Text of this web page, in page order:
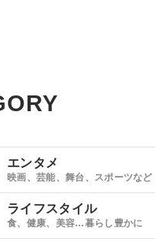
エンタメ
映画、芸能、舞台、スポーツなど
ライフスタイル
食、健康、美容…暮らし豊かに